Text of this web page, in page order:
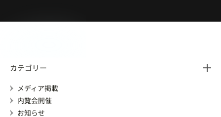
カテゴリー
メディア掲載
内覧会開催
お知らせ